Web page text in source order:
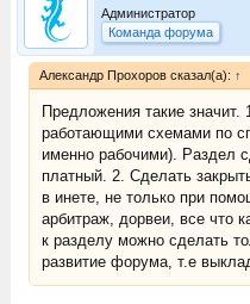
Администратор
Команда форума
Александр Прохоров сказал(а): ↑
Предложения такие
работающими схемами по
именно рабочими). Раздел
платный. 2. Сделать
в инете, не только при
арбитраж, дорвеи, все что
к разделу можно сделать
развитие форума, т.е